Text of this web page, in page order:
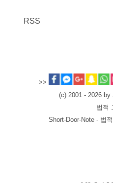
RSS
>>
(c) 2001 - 2026 by
법적
Short-Door-Note - 법